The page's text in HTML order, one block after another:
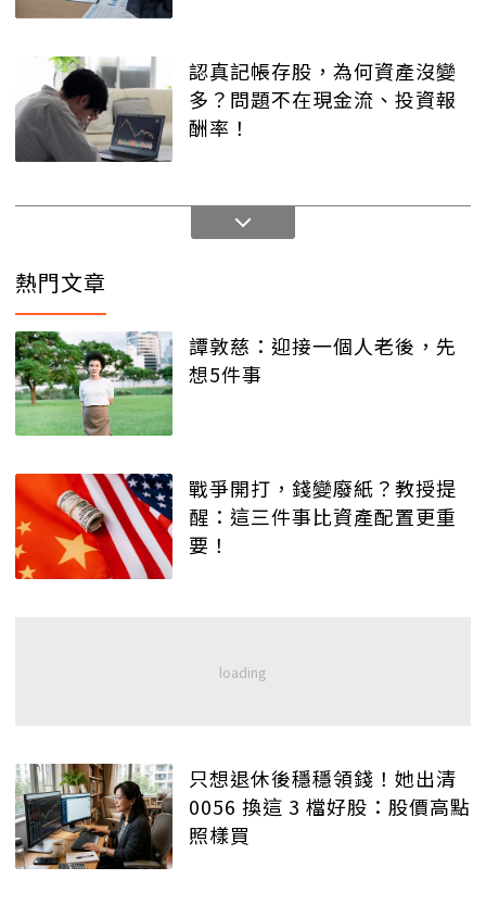
認真記帳存股，為何資產沒變
多？問題不在現金流、投資報
酬率！
熱門文章
譚敦慈：迎接一個人老後，先
想5件事
戰爭開打，錢變廢紙？教授提
醒：這三件事比資產配置更重
要！
只想退休後穩穩領錢！她出清
0056 換這 3 檔好股：股價高點
照樣買